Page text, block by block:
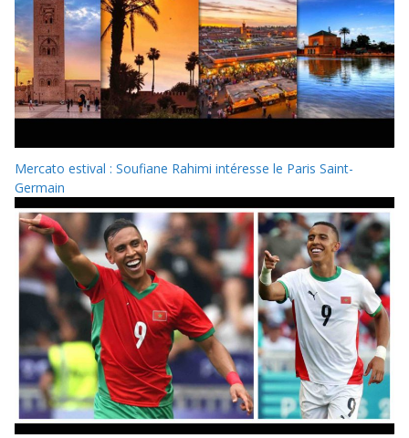
Mercato estival : Soufiane Rahimi intéresse le Paris Saint-
Germain